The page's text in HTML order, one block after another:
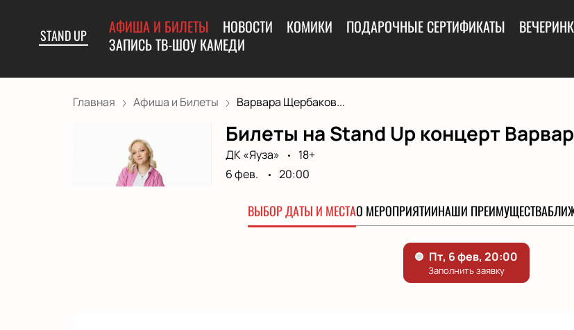
STAND UP АФИША И БИЛЕТЫ НОВОСТИ КОМИКИ ПОДАРОЧНЫЕ СЕРТИФИКАТЫ
ЗАПИСЬ ТВ-ШОУ КАМЕДИ
Главная Афиша и Билеты Варвара Щербаков...
Билеты на Stand Up концерт
ДК «Яуза»
18+
6 фев.
20:00
ВЫБОР ДАТЫ И МЕСТАО МЕРОПРИЯТИИНАШИ ПРЕИМУЩЕСТВА